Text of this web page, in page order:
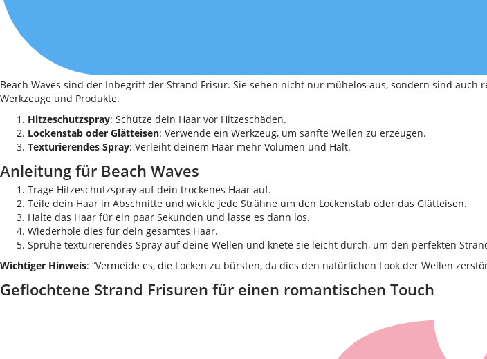
Beach Waves sind der Inbegriff der Strand Frisur. Sie sehen nicht nur mühelos aus, sondern sind
Werkzeuge und Produkte.
Hitzeschutzspray: Schütze dein Haar vor Hitzeschäden.
Lockenstab oder Glätteisen: Verwende ein Werkzeug, um sanfte Wellen zu erzeugen.
Texturierendes Spray: Verleiht deinem Haar mehr Volumen und Halt.
Anleitung für Beach Waves
Trage Hitzeschutzspray auf dein trockenes Haar auf.
Teile dein Haar in Abschnitte und wickle jede Strähne um den Lockenstab oder das Glätteisen.
Halte das Haar für ein paar Sekunden und lasse es dann los.
Wiederhole dies für dein gesamtes Haar.
Sprühe texturierendes Spray auf deine Wellen und knete sie leicht durch, um den perfekten
Wichtiger Hinweis: “Vermeide es, die Locken zu bürsten, da dies den natürlichen Look der Wellen
Geflochtene Strand Frisuren für einen romantischen Touch